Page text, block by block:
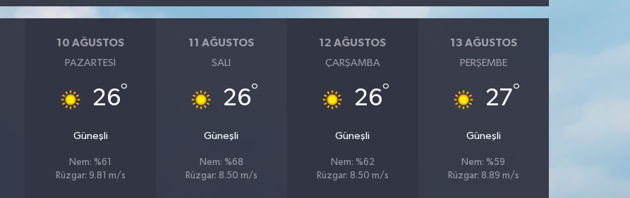
10 AĞUSTOS
PAZARTESI
26°
Güneşli
Nem: %61
Rüzgar: 9.81 m/s
11 AĞUSTOS
SALI
26°
Güneşli
Nem: %68
Rüzgar: 8.50 m/s
12 AĞUSTOS
ÇARŞAMBA
26°
Güneşli
Nem: %62
Rüzgar: 8.50 m/s
13 AĞUSTOS
PERŞEMBE
27°
Güneşli
Nem: %59
Rüzgar: 8.89 m/s